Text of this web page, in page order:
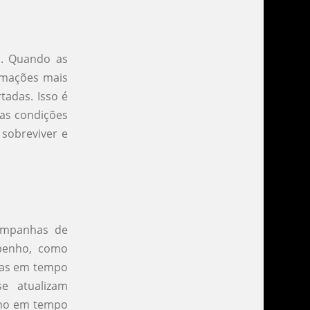
Quando as
mais
Isso é
condições
e
de
como
em tempo
atualizam
em tempo